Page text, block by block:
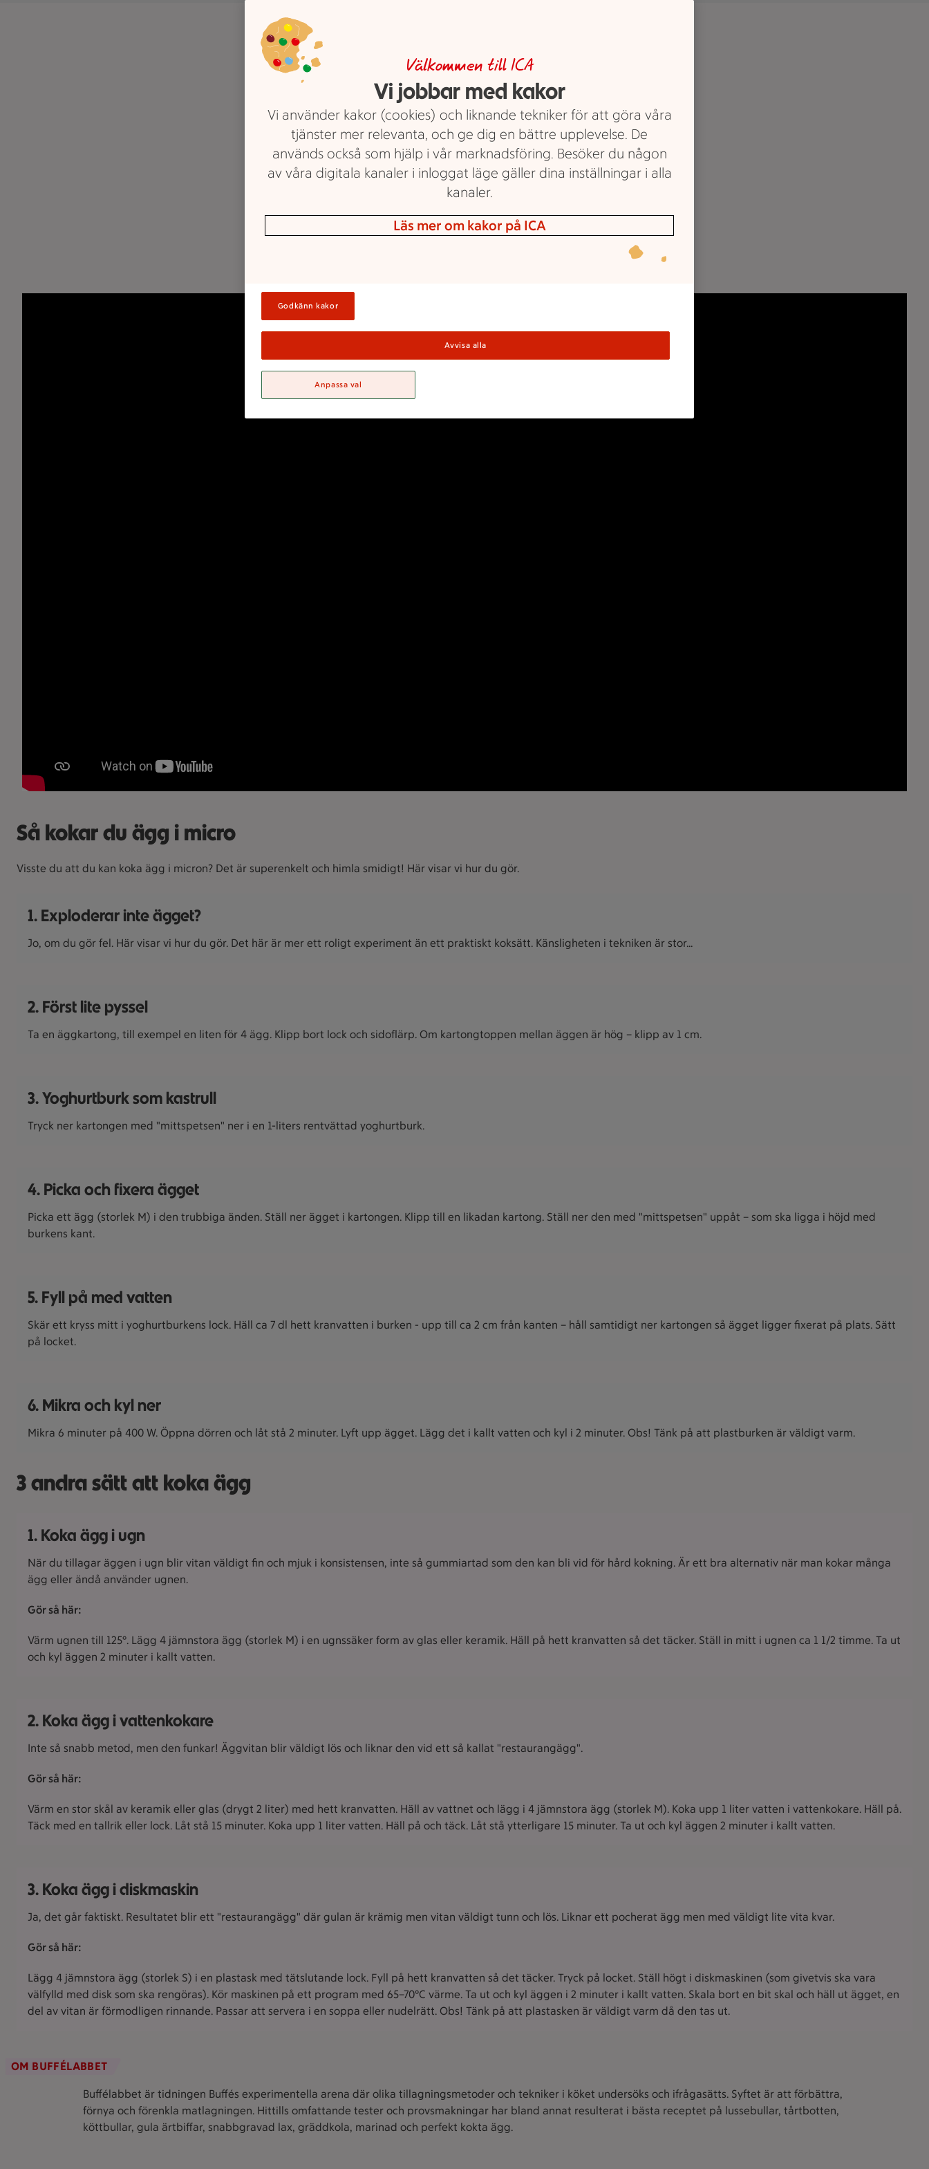
Buffélabbet har testat olika sätt att
koka ägg. Här visar vi hur du gör
för att koka ägg i mikron och 3
andra sätt att koka ägg − i ugn, i
vattenkokare och... i diskmaskinen?
Japp, det går! Och vi visar hur.
Så kokar du perfektaägg.
Så kokar du ägg i micro
Visste du att du kan koka ägg i micron? Det är superenkelt och himla smidigt! Här visar vi hur du gör.
1. Exploderar inte ägget?
Jo, om du gör fel. Här visar vi hur du gör. Det här är mer ett roligt experiment än ett praktiskt koksätt. Känsligheten i tekniken är stor...
2. Först lite pyssel
Ta en äggkartong, till exempel en liten för 4 ägg. Klipp bort lock och sidoflärp. Om kartongtoppen mellan äggen är hög – klipp av 1 cm.
3. Yoghurtburk som kastrull
Tryck ner kartongen med "mittspetsen" ner i en 1-liters rentvättad yoghurtburk.
4. Picka och fixera ägget
Picka ett ägg (storlek M) i den trubbiga änden. Ställ ner ägget i kartongen. Klipp till en likadan kartong. Ställ ner den med "mittspetsen" uppåt – som ska ligga i höjd med
burkens kant.
5. Fyll på med vatten
Skär ett kryss mitt i yoghurtburkens lock. Häll ca 7 dl hett kranvatten i burken - upp till ca 2 cm från kanten – håll samtidigt ner kartongen så ägget ligger fixerat på plats. Sätt
på locket.
6. Mikra och kyl ner
Mikra 6 minuter på 400 W. Öppna dörren och låt stå 2 minuter. Lyft upp ägget. Lägg det i kallt vatten och kyl i 2 minuter. Obs! Tänk på att plastburken är väldigt varm.
3 andra sätt att koka ägg
1. Koka ägg i ugn
När du tillagar äggen i ugn blir vitan väldigt fin och mjuk i konsistensen, inte så gummiartad som den kan bli vid för hård kokning. Är ett bra alternativ när man kokar många
ägg eller ändå använder ugnen.
Gör så här:
Värm ugnen till 125°. Lägg 4 jämnstora ägg (storlek M) i en ugnssäker form av glas eller keramik. Häll på hett kranvatten så det täcker. Ställ in mitt i ugnen ca 1 1/2 timme. Ta ut
och kyl äggen 2 minuter i kallt vatten.
2. Koka ägg i vattenkokare
Inte så snabb metod, men den funkar! Äggvitan blir väldigt lös och liknar den vid ett så kallat "restaurangägg".
Gör så här:
Värm en stor skål av keramik eller glas (drygt 2 liter) med hett kranvatten. Häll av vattnet och lägg i 4 jämnstora ägg (storlek M). Koka upp 1 liter vatten i vattenkokare. Häll på.
Täck med en tallrik eller lock. Låt stå 15 minuter. Koka upp 1 liter vatten. Häll på och täck. Låt stå ytterligare 15 minuter. Ta ut och kyl äggen 2 minuter i kallt vatten.
3. Koka ägg i diskmaskin
Ja, det går faktiskt. Resultatet blir ett "restaurangägg" där gulan är krämig men vitan väldigt tunn och lös. Liknar ett pocherat ägg men med väldigt lite vita kvar.
Gör så här:
Lägg 4 jämnstora ägg (storlek S) i en plastask med tätslutande lock. Fyll på hett kranvatten så det täcker. Tryck på locket. Ställ högt i diskmaskinen (som givetvis ska vara
välfylld med disk som ska rengöras). Kör maskinen på ett program med 65–70°C värme. Ta ut och kyl äggen i 2 minuter i kallt vatten. Skala bort en bit skal och häll ut ägget, en
del av vitan är förmodligen rinnande. Passar att servera i en soppa eller nudelrätt. Obs! Tänk på att plastasken är väldigt varm då den tas ut.
OM BUFFÉLABBET
Buffélabbet är tidningen Buffés experimentella arena där olika tillagningsmetoder och tekniker i köket undersöks och ifrågasätts. Syftet är att förbättra,
förnya och förenkla matlagningen. Hittills omfattande tester och provsmakningar har bland annat resulterat i bästa receptet på lussebullar, tårtbotten,
köttbullar, gula ärtbiffar, snabbgravad lax, gräddkola, marinad och perfekt kokta ägg.
Välkommen till ICA
Vi jobbar med kakor
Vi använder kakor (cookies) och liknande tekniker för att göra våra
tjänster mer relevanta, och ge dig en bättre upplevelse. De
används också som hjälp i vår marknadsföring. Besöker du någon
av våra digitala kanaler i inloggat läge gäller dina inställningar i alla
kanaler.
Läs mer om kakor på ICA
Godkänn kakor
Avvisa alla
Anpassa val